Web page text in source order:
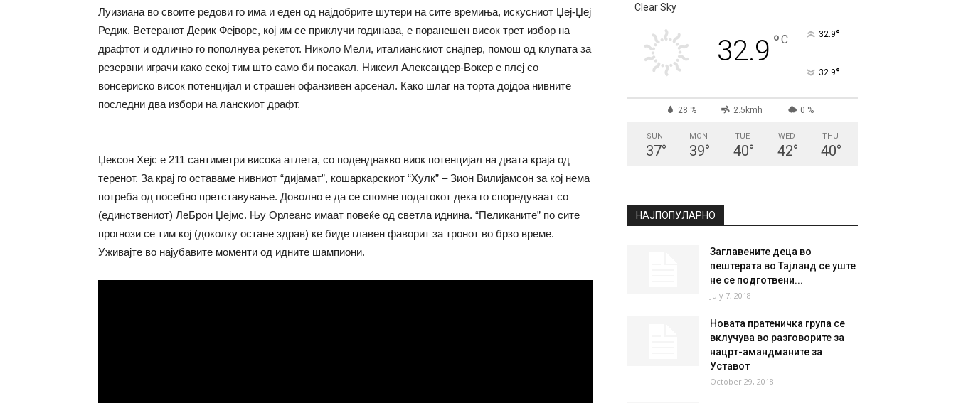
Луизиана во своите редови го има и еден од најдобрите шутери на сите времиња, искусниот Џеј-Џеј
Редик. Ветеранот Дерик Фејворс, кој им се приклучи годинава, е поранешен висок трет избор на
драфтот и одлично го пополнува рекетот. Николо Мели, италианскиот снајпер, помош од клупата за
резервни играчи како секој тим што само би посакал. Никеил Александер-Вокер е плеј со
вонсериско висок потенцијал и страшен офанзивен арсенал. Како шлаг на торта дојдоа нивните
последни два избори на ланскиот драфт.
Џексон Хејс e 211 сантиметри висока атлета, со поденднакво виок потенцијал на двата краја од
теренот. За крај го оставаме нивниот “дијамат”, кошаркарскиот “Хулк” – Зион Вилијамсон за кој нема
потреба од посебно претставување. Доволно е да се спомне податокот дека го споредуваат со
(единствениот) ЛеБрон Џејмс. Њу Орлеанс имаат повеќе од светла иднина. “Пеликаните” по сите
прогнози се тим кој (доколку остане здрав) ке биде главен фаворит за тронот во брзо време.
Уживајте во најубавите моменти од идните шампиони.
СКОПЈЕ
32.9
2.5kmh
40° 42° 40°
НАЈПОПУЛАРНО